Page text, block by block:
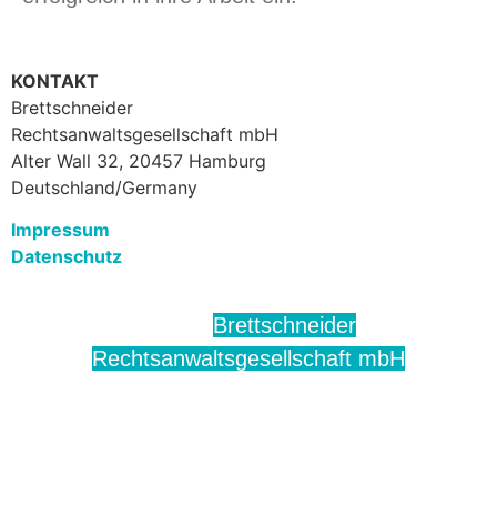
KONTAKT
Brettschneider
Rechtsanwaltsgesellschaft mbH
Alter Wall 32, 20457 Hamburg
Deutschland/Germany
Impressum
Datenschutz
Brettschneider
Rechtsanwaltsgesellschaft mbH